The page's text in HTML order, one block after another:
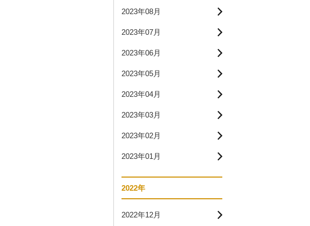
2023年08月
2023年07月
2023年06月
2023年05月
2023年04月
2023年03月
2023年02月
2023年01月
2022年
2022年12月